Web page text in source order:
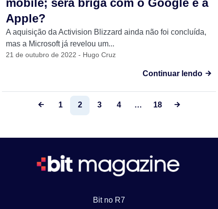
mobile; será briga com o Google e a
Apple?
A aquisição da Activision Blizzard ainda não foi concluída,
mas a Microsoft já revelou um...
21 de outubro de 2022 - Hugo Cruz
Continuar lendo
1 2 3 4 … 18
Bit no R7